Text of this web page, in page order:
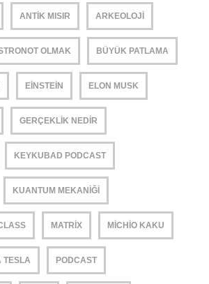
ANTIK MISIR ARKEOLOJI
OLMAK BÜYÜK PATLAMA
EINSTEIN ELON MUSK
GERÇEKLIK NEDIR
KEYKUBAD PODCAST
KUANTUM MEKANIĞI
MATRIX MICHIO KAKU
TESLA PODCAST